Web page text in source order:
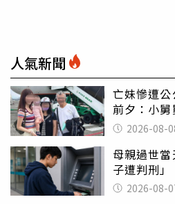
人氣新聞
亡妹慘遭
前夕：小
2026-08-
母親過世
子遭判刑
罪 2026-08-